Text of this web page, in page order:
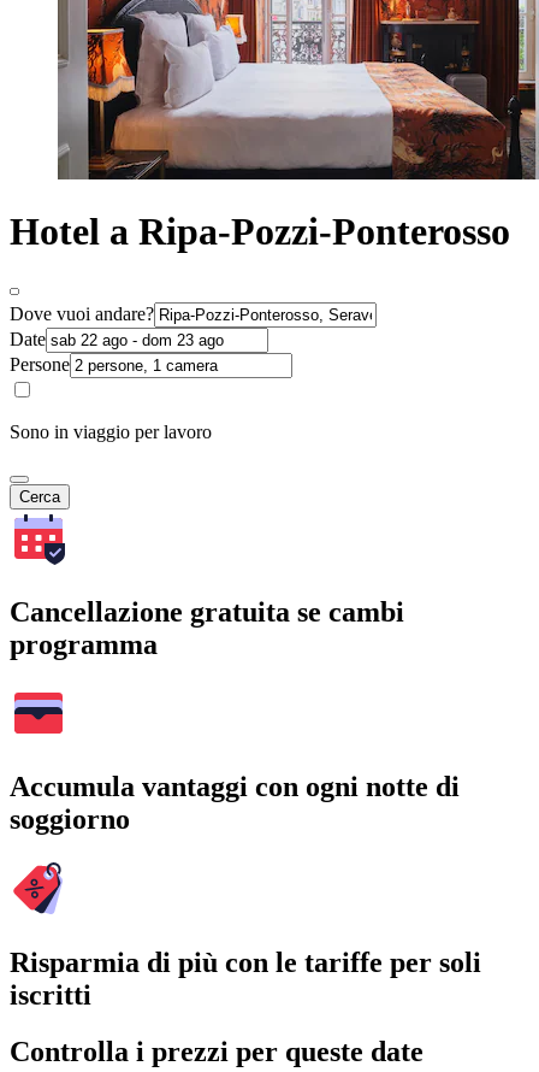
Hotel a Ripa-Pozzi-Ponterosso
Dove vuoi andare?
Date
Persone
Sono in viaggio per lavoro
Cerca
Cancellazione gratuita se cambi
programma
Accumula vantaggi con ogni notte di
soggiorno
Risparmia di più con le tariffe per soli
iscritti
Controlla i prezzi per queste date